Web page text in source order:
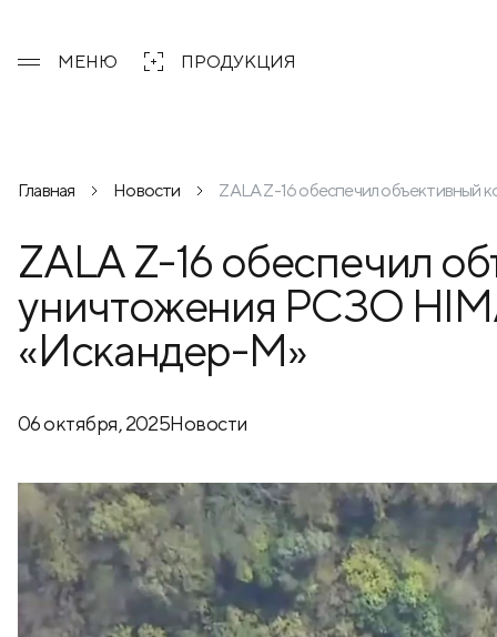
МЕНЮ ПРОДУКЦИЯ
Главная Новости ZALA Z-16 обеспечил
ZALA Z-16 обеспечил
уничтожения РСЗО
«Искандер-М»
06 октября, 2025Новости